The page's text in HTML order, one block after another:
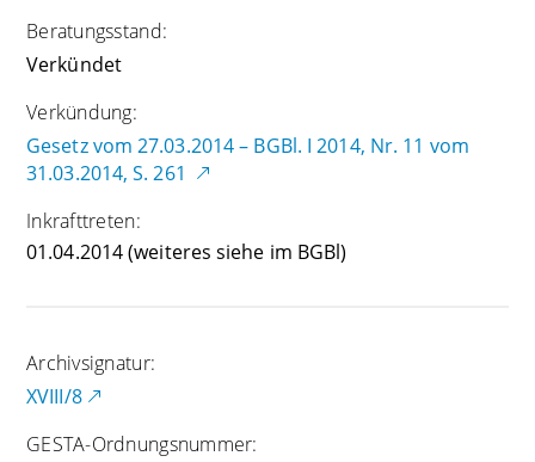
Beratungsstand:
Verkündet
Verkündung:
Gesetz vom 27.03.2014 – BGBl. I 2014, Nr. 11 vom
31.03.2014, S. 261
Inkrafttreten:
01.04.2014(weiteres siehe im BGBl)
Archivsignatur:
XVIII/8
GESTA-Ordnungsnummer: